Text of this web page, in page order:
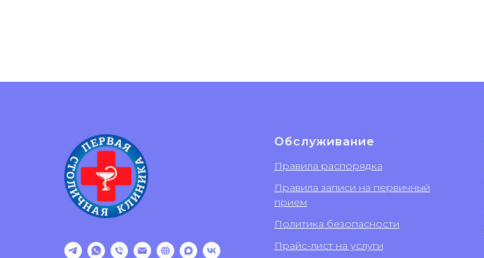
Обслуживание
Правила распорядка
Правила записи на первичный
прием
Политика безопасности
Прайс-лист на услуги